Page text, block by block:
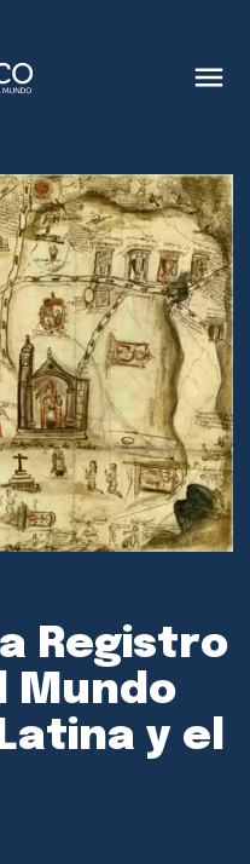
MUNDO
DEL MUNDO
Registro
Mundo
y el